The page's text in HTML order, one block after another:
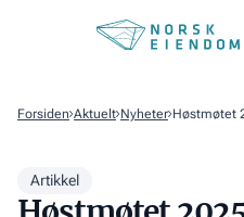
Forsiden Aktuelt Nyheter Høstmøtet
Artikkel